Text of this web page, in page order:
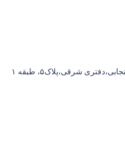
شرقی،پلاک۵، طبقه ۱